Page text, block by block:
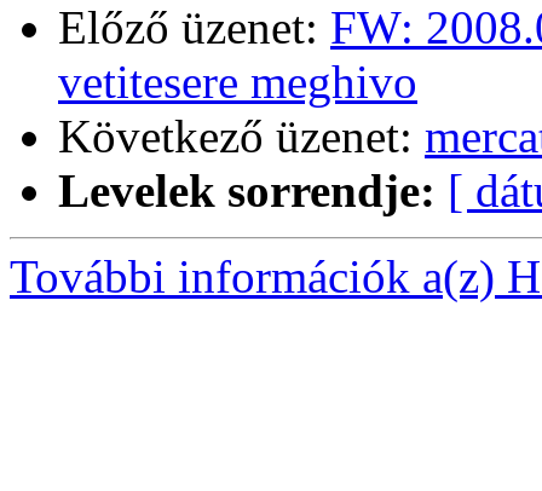
Előző üzenet: FW:
vetitesere meghivo
Következő üzenet:
Levelek sorrendje: [
További információk a(z)